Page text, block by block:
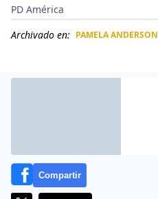
PD América
Archivado en: PAMELA ANDERSON
Compartir